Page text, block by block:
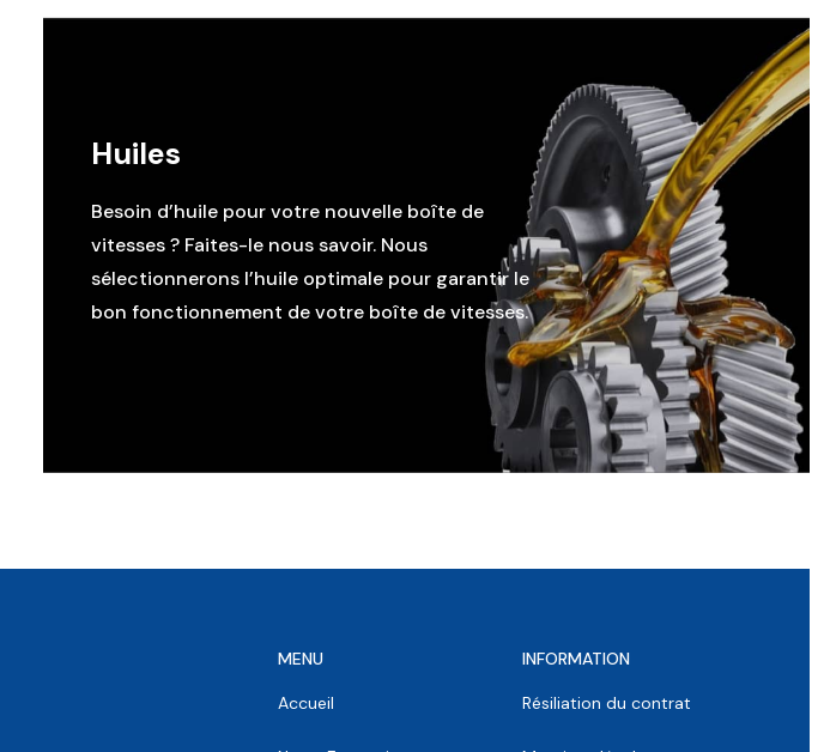
Huiles
Besoin d’huile pour votre nouvelle boîte de
vitesses ? Faites-le nous savoir. Nous
sélectionnerons l’huile optimale pour garantir le
bon fonctionnement de votre boîte de vitesses.
MENU
Accueil
INFORMATION
Résiliation du contrat